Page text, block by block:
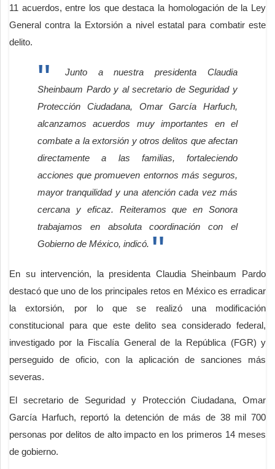
11 acuerdos, entre los que destaca la homologación de la Ley
General contra la Extorsión a nivel estatal para combatir este
delito.
Junto a nuestra presidenta Claudia
Sheinbaum Pardo y al secretario de Seguridad y
Protección Ciudadana, Omar García Harfuch,
alcanzamos acuerdos muy importantes en el
combate a la extorsión y otros delitos que afectan
directamente a las familias, fortaleciendo
acciones que promueven entornos más seguros,
mayor tranquilidad y una atención cada vez más
cercana y eficaz. Reiteramos que en Sonora
trabajamos en absoluta coordinación con el
Gobierno de México, indicó.
En su intervención, la presidenta Claudia Sheinbaum Pardo
destacó que uno de los principales retos en México es erradicar
la extorsión, por lo que se realizó una modificación
constitucional para que este delito sea considerado federal,
investigado por la Fiscalía General de la República (FGR) y
perseguido de oficio, con la aplicación de sanciones más
severas.
El secretario de Seguridad y Protección Ciudadana, Omar
García Harfuch, reportó la detención de más de 38 mil 700
personas por delitos de alto impacto en los primeros 14 meses
de gobierno.